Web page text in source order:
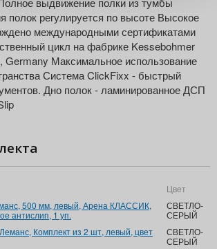
полок регулируется по высоте Высокое
международными сертификатами
цикл на фабрике Kessebohmer
Germany Максимальное использование
Система ClickFixx - быстрый
Дно полок - ламинированное ДСП
Цвет
500 мм, левый, Арена КЛАССИК,
антислип, 1 уп.
СВЕТЛО-
СЕРЫЙ
Комплект из 2 шт, левый, цвет
СВЕТЛО-
СЕРЫЙ